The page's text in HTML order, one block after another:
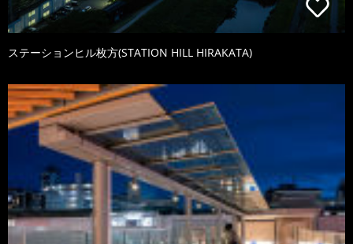
ステーションヒル枚方(STATION HILL HIRAKATA)